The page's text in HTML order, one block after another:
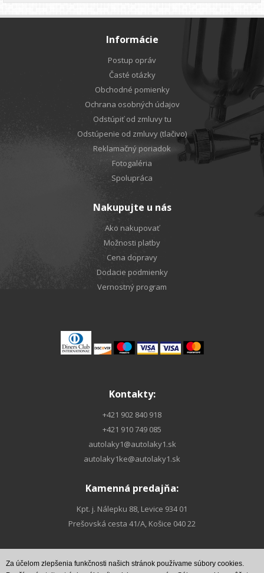
Informácie
Postup opráv
Časté otázky
Obchodné pomienky
Ochrana osobných údajov
Odstúpiť od zmluvy tu
Odstúpenie od zmluvy (tlačivo)
Reklamačný poriadok
Fotogaléria
Spolupráca
Nakupujte u nás
Ako nakupovať
Možnosti platby
Cena dopravy
Dodacie podmienky
Vernostný program
Kontakty:
+421 902 840 918
+421 910 749 085
autolaky1@autolaky1.sk
autolaky1ke@autolaky1.sk
Kamenná predajňa:
Kpt. j. Nálepku 88, Levice 934 01
Prešovská cesta 41/A, Košice 040 22
Nájdete nás na
Nájdete nás na
Za účelom zlepšenia funkčnosti našich stránok používame súbory cookies.